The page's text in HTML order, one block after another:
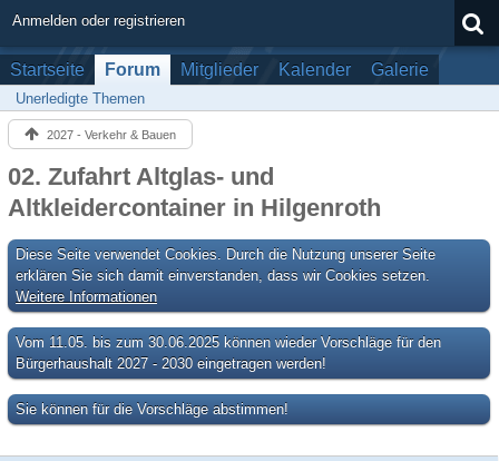
Anmelden oder registrieren
Startseite Forum Mitglieder Kalender Galerie
Unerledigte Themen
2027 - Verkehr & Bauen
02. Zufahrt Altglas- und
Altkleidercontainer in Hilgenroth
Diese Seite verwendet Cookies. Durch die Nutzung unserer Seite
erklären Sie sich damit einverstanden, dass wir Cookies setzen.
Weitere Informationen
Vom 11.05. bis zum 30.06.2025 können wieder Vorschläge für den
Bürgerhaushalt 2027 - 2030 eingetragen werden!
Sie können für die Vorschläge abstimmen!